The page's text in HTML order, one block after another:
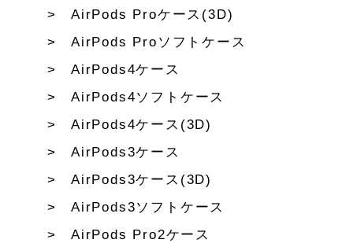
AirPods Proケース(3D)
AirPods Proソフトケース
AirPods4ケース
AirPods4ソフトケース
AirPods4ケース(3D)
AirPods3ケース
AirPods3ケース(3D)
AirPods3ソフトケース
AirPods Pro2ケース